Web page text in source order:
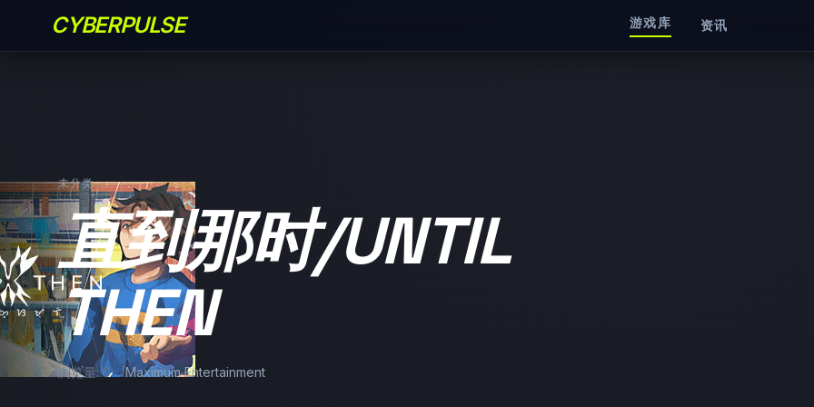
CYBERPULSE 游戏库 资讯
未分类
直到那时/UNTIL
THEN
浏览量: 0 Maximum Entertainment